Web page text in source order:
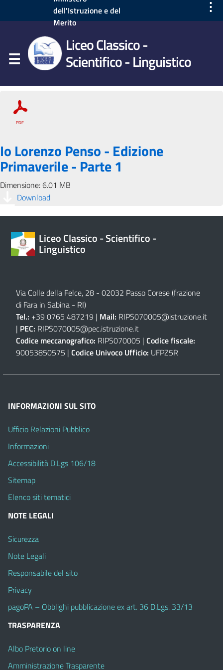
dell'Istruzione e del
Merito
⋮
Liceo Classico -
Scientifico - Linguistico
Io Lorenzo Penso - Edizione
Primaverile - Parte 1
Dimensione: 6.01 MB
Download
Liceo Classico - Scientifico -
Linguistico
Via Colle della Felce, 28 - 02032 Passo Corese (frazione
di Fara in Sabina - RI)
Tel.: +39 0765 487219 | Mail: RIPS070005@istruzione.it
| PEC: RIPS070005@pec.istruzione.it
Codice meccanografico: RIPS070005 | Codice fiscale:
90053850575 | Codice Univoco Ufficio: UFPZ5R
INFORMAZIONI SUL SITO
Ufficio Relazioni Pubblico
Informazioni
Accessibilità D.Lgs 106/18
Sitemap
Elenco siti tematici
NOTE LEGALI
Sicurezza
Note Legali
Responsabile del sito
Privacy
pagoPA – Obblighi pubblicazione ex art. 36 D.Lgs. 33/13
TRASPARENZA
Albo Pretorio on line
Amministrazione Trasparente